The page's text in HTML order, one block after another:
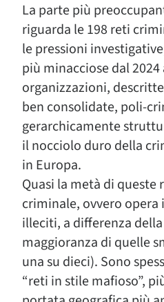
La parte più
riguarda le 198 reti
le pressioni
più minacciose dal 2024
organizzazioni,
ben consolidate, poli-
gerarchicamente
il nocciolo duro della
in Europa.
Quasi la metà di
criminale, ovvero
illeciti, a differenza
maggioranza di quelle
una su dieci). Sono
“reti in stile mafioso”,